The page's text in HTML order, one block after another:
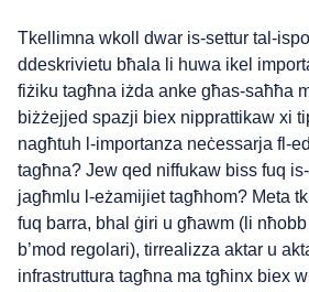
Tkellimna wkoll dwar is-settur tal-
ddeskrivietu bħala li huwa ikel
fiżiku tagħna iżda anke għas-saħħa
biżżejjed spazji biex nipprattikaw xi
nagħtuh l-importanza neċessarja fl-
tagħna? Jew qed niffukaw biss fuq
jagħmlu l-eżamijiet tagħhom? Meta
fuq barra, bhal ġiri u għawm (li
b’mod regolari), tirrealizza aktar u
infrastruttura tagħna ma tgħinx biex